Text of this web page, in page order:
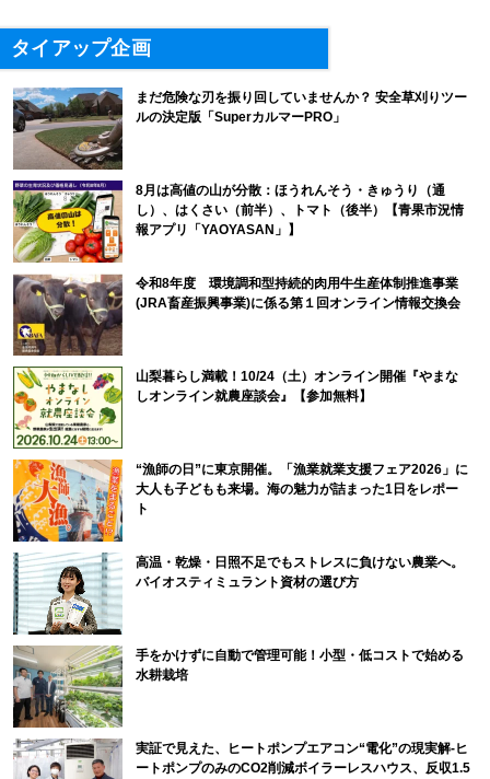
タイアップ企画
まだ危険な刃を振り回していませんか？ 安全草刈りツー
ルの決定版「SuperカルマーPRO」
8月は高値の山が分散：ほうれんそう・きゅうり（通
し）、はくさい（前半）、トマト（後半）【青果市況情
報アプリ「YAOYASAN」】
令和8年度 環境調和型持続的肉用牛生産体制推進事業
(JRA畜産振興事業)に係る第１回オンライン情報交換会
山梨暮らし満載！10/24（土）オンライン開催『やまな
しオンライン就農座談会』【参加無料】
“漁師の日”に東京開催。「漁業就業支援フェア2026」に
大人も子どもも来場。海の魅力が詰まった1日をレポー
ト
高温・乾燥・日照不足でもストレスに負けない農業へ。
バイオスティミュラント資材の選び方
手をかけずに自動で管理可能！小型・低コストで始める
水耕栽培
実証で見えた、ヒートポンプエアコン“電化”の現実解-ヒ
ートポンプのみのCO2削減ボイラーレスハウス、反収1.5